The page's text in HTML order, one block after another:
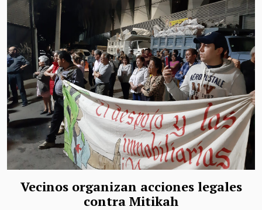
Vecinos organizan acciones legales
contra Mitikah